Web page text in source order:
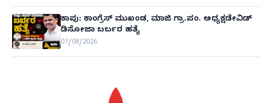
ಕಾಪು: ಕಾಂಗ್ರೆಸ್ ಮುಖಂಡ, ಮಾಜಿ ಗ್ರಾ.ಪಂ. ಅಧ್ಯಕ್ಷಡೇವಿಡ್
ಡಿಸೋಜಾ ಬರ್ಬರ ಹತ್ಯೆ
07/08/2026